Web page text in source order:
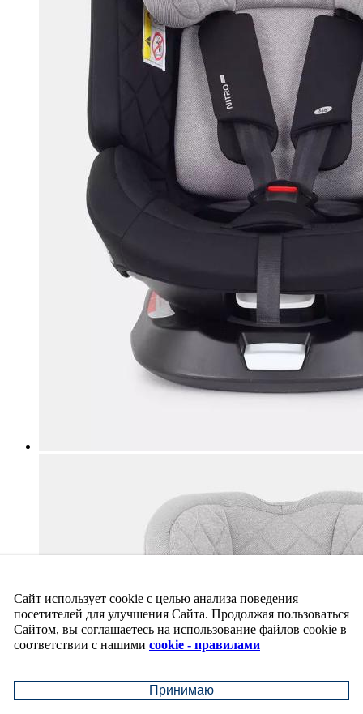
Сайт использует cookie с целью анализа поведения
посетителей для улучшения Сайта. Продолжая пользоваться
Сайтом, вы соглашаетесь на использование файлов cookie в
соответствии с нашими cookie - правилами
Принимаю